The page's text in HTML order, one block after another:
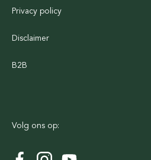
Privacy policy
Disclaimer
B2B
Volg ons op: